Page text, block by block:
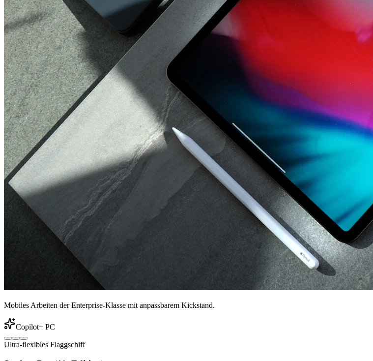
Mobiles Arbeiten der Enterprise-Klasse mit anpassbarem Kickstand.
Copilot+ PC
Ultra-flexibles Flaggschiff